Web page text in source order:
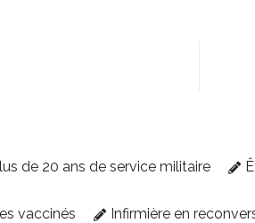
de 20 ans de service militaire
vaccinés Infirmière en